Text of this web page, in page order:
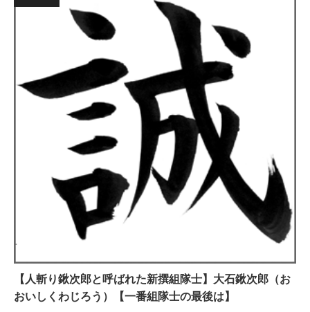
【人斬り鍬次郎と呼ばれた新撰組隊士】大石鍬次郎（お
おいしくわじろう）【一番組隊士の最後は】